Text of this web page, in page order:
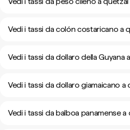
Vedi i tassi da colón costaricano a
Vedi i tassi da dollaro della Guyana
Vedi i tassi da dollaro giamaicano
Vedi i tassi da balboa panamense